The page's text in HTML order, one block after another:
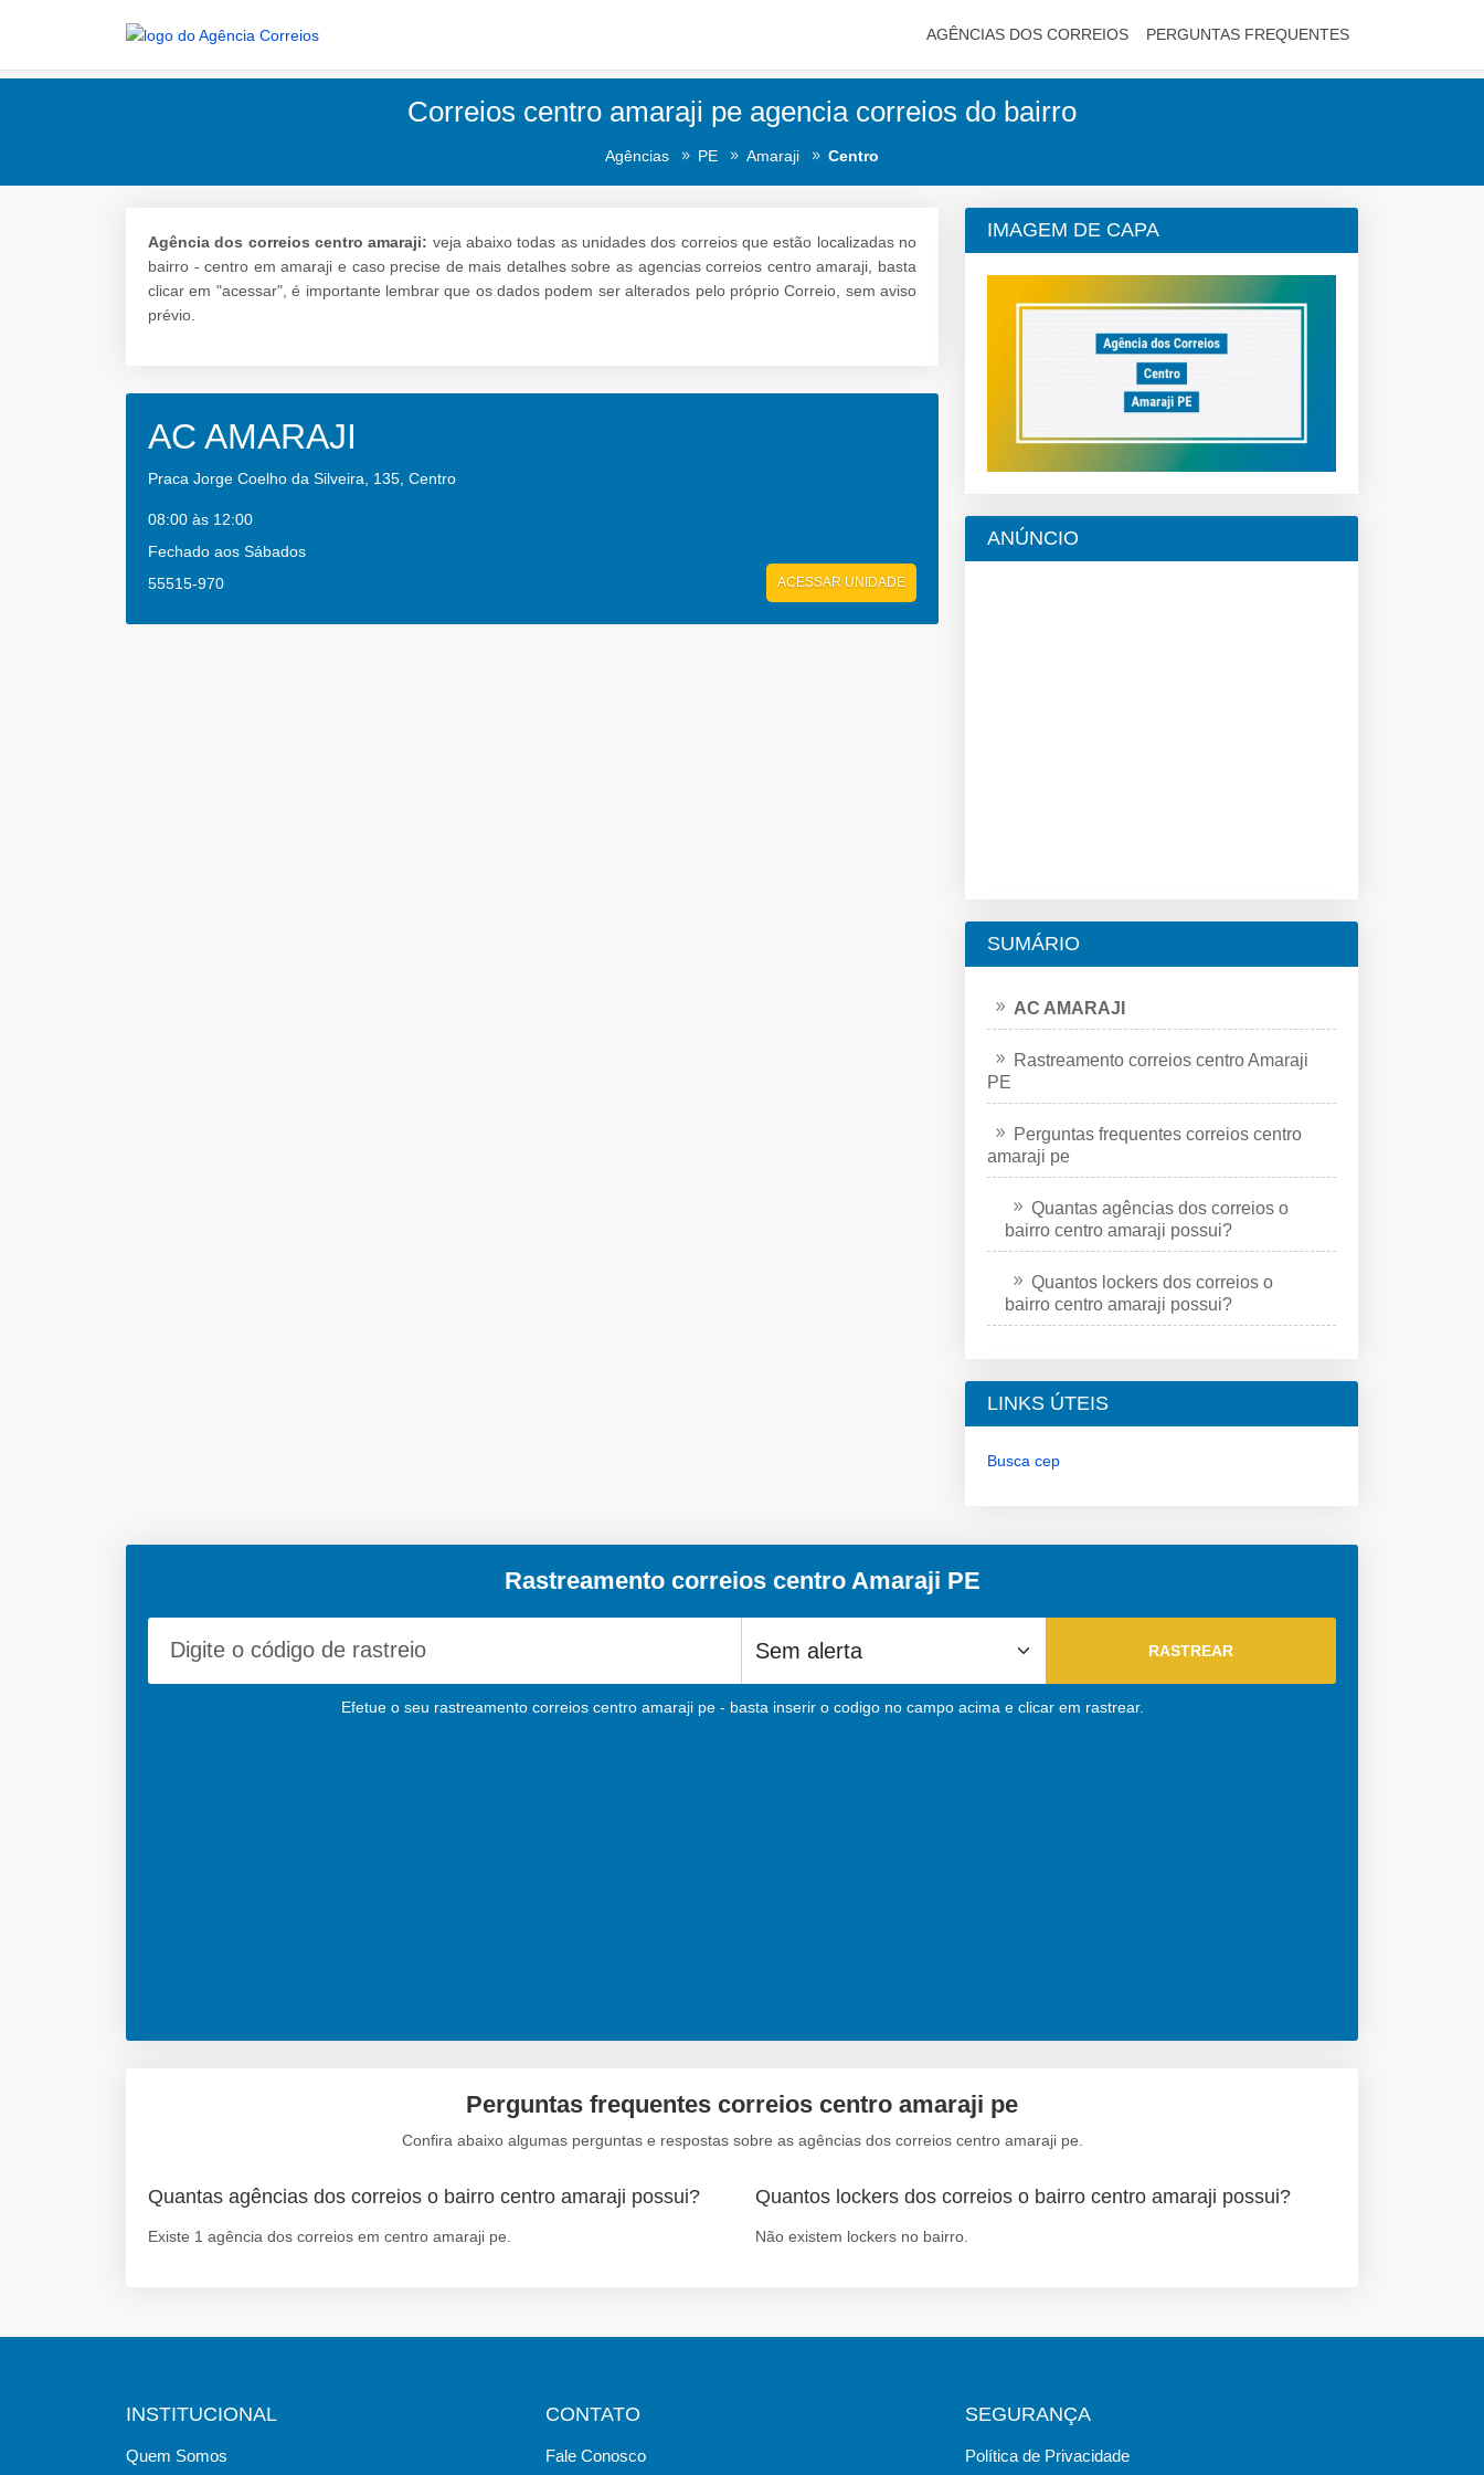
AGÊNCIAS DOS CORREIOS PERGUNTAS FREQUENTES
Correios centro amaraji pe agencia correios do bairro
Agências PE Amaraji Centro
Agência dos correios centro amaraji: veja abaixo todas as unidades dos correios que estão localizadas no
bairro - centro em amaraji e caso precise de mais detalhes sobre as agencias correios centro amaraji, basta
clicar em "acessar", é importante lembrar que os dados podem ser alterados pelo próprio Correio, sem aviso
prévio.
AC AMARAJI
Praca Jorge Coelho da Silveira, 135, Centro
08:00 às 12:00
Fechado aos Sábados
55515-970
ACESSAR UNIDADE
IMAGEM DE CAPA
ANÚNCIO
SUMÁRIO
AC AMARAJI
Rastreamento correios centro Amaraji
PE
Perguntas frequentes correios centro
amaraji pe
Quantas agências dos correios o
bairro centro amaraji possui?
Quantos lockers dos correios o
bairro centro amaraji possui?
LINKS ÚTEIS
Busca cep
Rastreamento correios centro Amaraji PE
Efetue o seu rastreamento correios centro amaraji pe - basta inserir o codigo no campo acima e clicar em rastrear.
Perguntas frequentes correios centro amaraji pe
Confira abaixo algumas perguntas e respostas sobre as agências dos correios centro amaraji pe.
Quantas agências dos correios o bairro centro amaraji possui?
Existe 1 agência dos correios em centro amaraji pe.
Quantos lockers dos correios o bairro centro amaraji possui?
Não existem lockers no bairro.
INSTITUCIONAL
Quem Somos
CONTATO
Fale Conosco
SEGURANÇA
Política de Privacidade